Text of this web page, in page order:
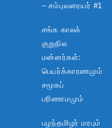
– சம்புவரையர் #1
சங்க காலக்
குறுநில
மன்னர்கள்:
பெயர்க்காரணமும்
சமூகப்
பரிணாமமும்
பழந்தமிழர் மரபும்